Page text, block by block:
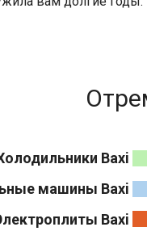
Baxi
машины Baxi
Baxi